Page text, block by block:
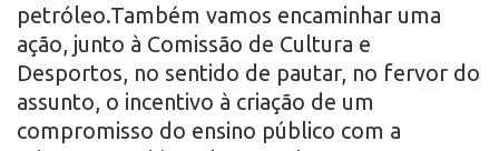
petróleo.Também vamos encaminhar uma
ação, junto à Comissão de Cultura e
Desportos, no sentido de pautar, no fervor do
assunto, o incentivo à criação de um
compromisso do ensino público com a